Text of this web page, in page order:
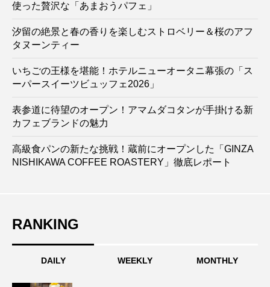
使った贅沢な「あまおうパフェ」
汐留の絶景と春の香りを楽しむストロベリー＆桜のアフ
タヌーンティー
いちごの王様を堪能！ホテルニューオータニ幕張の「ス
ーパースイーツビュッフェ2026」
表参道に待望のオープン！アマムダコタンが手掛ける新
カフェブランドの魅力
高級食パンの新たな挑戦！蔵前にオープンした「GINZA
NISHIKAWA COFFEE ROASTERY」徹底レポート
RANKING
DAILY WEEKLY MONTHLY